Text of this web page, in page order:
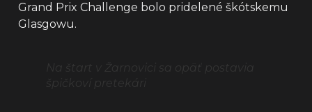
Grand Prix Challenge bolo pridelené škótskemu
Glasgowu.
Na štart v Žarnovici sa opäť postavia
špičkoví pretekári